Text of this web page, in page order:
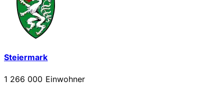
Steiermark
1 266 000 Einwohner